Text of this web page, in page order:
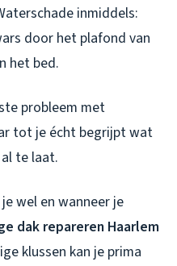
inmiddels:
door het plafond van
het bed.
probleem met
tot je écht begrijpt wat
te laat.
wel en wanneer je
dak repareren Haarlem
klussen kan je prima